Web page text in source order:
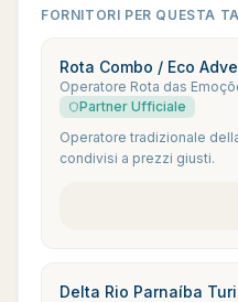
FORNITORI PER QUESTA
Rota Combo / Eco
Operatore Rota das
Partner Ufficiale
Operatore tradizionale
condivisi a prezzi giusti.
Delta Rio Parnaíba